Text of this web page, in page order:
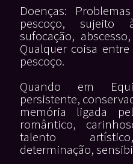
Doenças:
pescoço, sujeito
sufocação,
Qualquer coisa
pescoço.
Quando em
persistente,
memória ligada
romântico,
talento
determinação,